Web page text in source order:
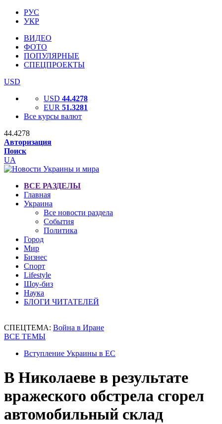
РУС
УКР
ВИДЕО
ФОТО
ПОПУЛЯРНЫЕ
СПЕЦПРОЕКТЫ
USD
USD 44.4278
EUR 51.3281
Все курсы валют
44.4278
Авторизация
Поиск
UA
ВСЕ РАЗДЕЛЫ
Главная
Украина
Все новости раздела
События
Политика
Город
Мир
Бизнес
Спорт
Lifestyle
Шоу-биз
Наука
БЛОГИ ЧИТАТЕЛЕЙ
СПЕЦТЕМА: Война в Иране
ВСЕ ТЕМЫ
Вступление Украины в ЕС
В Николаеве в результате
вражеского обстрела сгорел
автомобильный склад